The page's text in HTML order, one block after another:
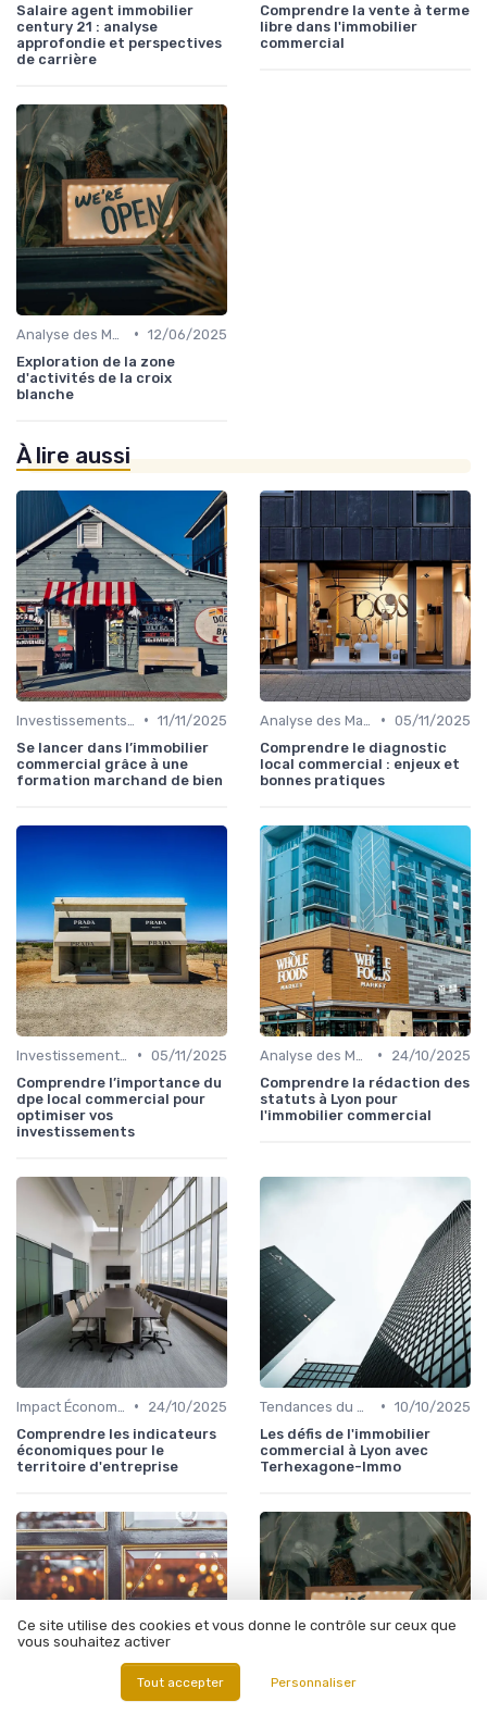
Salaire agent immobilier
century 21 : analyse
approfondie et perspectives
de carrière
Comprendre la vente à terme
libre dans l'immobilier
commercial
• 12/06/2025
Exploration de la zone
d'activités de la croix
blanche
À lire aussi
• 11/11/2025
Se lancer dans l’immobilier
commercial grâce à une
formation marchand de bien
• 05/11/2025
Comprendre le diagnostic
local commercial : enjeux et
bonnes pratiques
• 05/11/2025
Comprendre l’importance du
dpe local commercial pour
optimiser vos
investissements
•
24/10/2025
Comprendre la rédaction des
statuts à Lyon pour
l'immobilier commercial
•
24/10/2025
Comprendre les indicateurs
économiques pour le
territoire d'entreprise
• 10/10/2025
Les défis de l'immobilier
commercial à Lyon avec
Terhexagone-Immo
Ce site utilise des cookies et vous donne le contrôle sur ceux que
vous souhaitez activer
Tout accepter Personnaliser